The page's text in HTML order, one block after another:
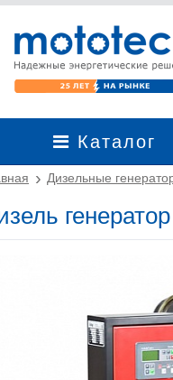
Каталог
Дизельные